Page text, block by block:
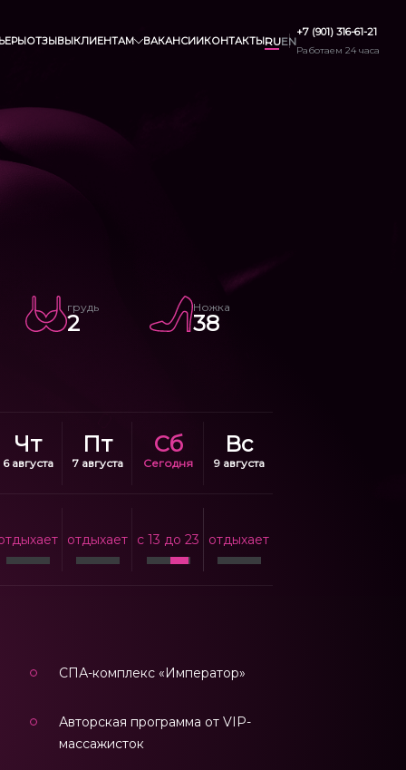
ОТЗЫВЫКЛИЕНТАМ ВАКАНСИИКОНТАКТЫRUEN
+7 (901) 316-61-21
Работаем 24 часа
грудь
2
Ножка
38
Чт
6 августа
Пт
7 августа
Сб
Сегодня
Вс
9 августа
отдыхает c 13 до 23 отдыхает
СПА-комплекс «Император»
Авторская программа от VIP-
массажисток